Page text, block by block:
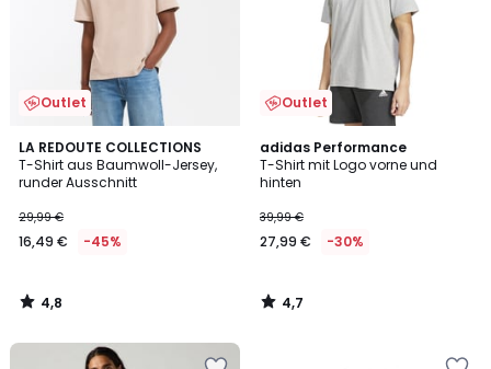
Outlet
LA REDOUTE COLLECTIONS
T-Shirt aus Baumwoll-Jersey,
runder Ausschnitt
29,99 €
16,49 € -45%
4,8
/ 5
4,8
/
Outlet
adidas Performance
T-Shirt mit Logo vorne und
hinten
39,99 €
27,99 € -30%
4,7
/ 5
4,7
/